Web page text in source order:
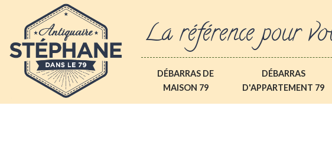
La référence pour
DÉBARRAS DE
MAISON 79
DÉBARRAS
D'APPARTEMENT 79